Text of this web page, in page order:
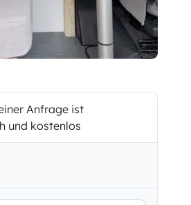
Anfrage ist
und kostenlos